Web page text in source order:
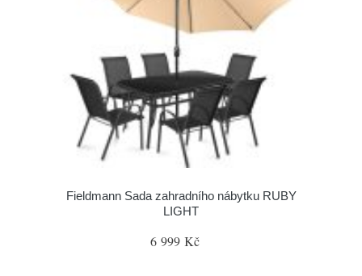
Fieldmann Sada zahradního nábytku RUBY
LIGHT
6 999 Kč